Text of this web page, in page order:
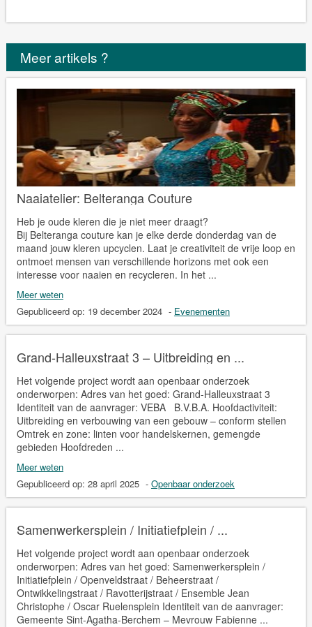
Meer artikels ?
Naaiatelier: Belteranga Couture
Heb je oude kleren die je niet meer draagt?
Bij Belteranga couture kan je elke derde donderdag van de
maand jouw kleren upcyclen. Laat je creativiteit de vrije loop en
ontmoet mensen van verschillende horizons met ook een
interesse voor naaien en recycleren. In het ...
Meer weten
Gepubliceerd op: 19 december 2024 - Evenementen
Grand-Halleuxstraat 3 – Uitbreiding en ...
Het volgende project wordt aan openbaar onderzoek
onderworpen: Adres van het goed: Grand-Halleuxstraat 3
Identiteit van de aanvrager: VEBA B.V.B.A. Hoofdactiviteit:
Uitbreiding en verbouwing van een gebouw – conform stellen
Omtrek en zone: linten voor handelskernen, gemengde
gebieden Hoofdreden ...
Meer weten
Gepubliceerd op: 28 april 2025 - Openbaar onderzoek
Samenwerkersplein / Initiatiefplein / ...
Het volgende project wordt aan openbaar onderzoek
onderworpen: Adres van het goed: Samenwerkersplein /
Initiatiefplein / Openveldstraat / Beheerstraat /
Ontwikkelingstraat / Ravotterijstraat / Ensemble Jean
Christophe / Oscar Ruelensplein Identiteit van de aanvrager:
Gemeente Sint-Agatha-Berchem – Mevrouw Fabienne ...